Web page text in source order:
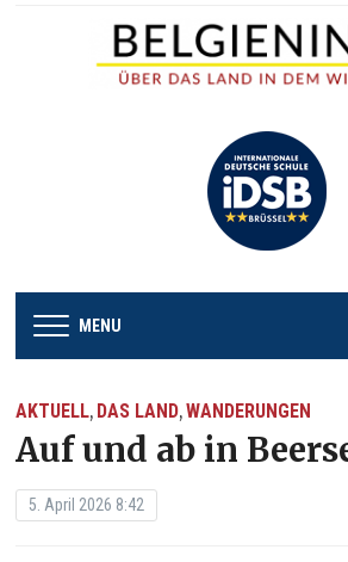
MENU
AKTUELL, DAS LAND,WANDERUNGEN
Auf und ab in
5. April 2026 8:42